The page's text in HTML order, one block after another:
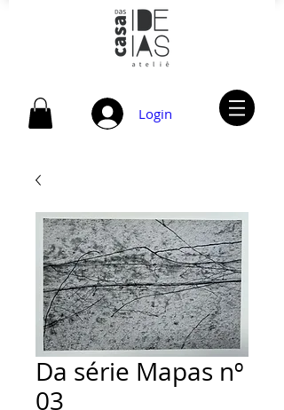
Login
Da série Mapas nº
03